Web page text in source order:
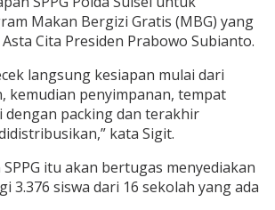
Makan Bergizi Gratis (MBG) yang
Cita Presiden Prabowo Subianto.
langsung kesiapan mulai dari
kemudian penyimpanan, tempat
dengan packing dan terakhir
kata Sigit.
itu akan bertugas menyediakan
3.376 siswa dari 16 sekolah yang ada